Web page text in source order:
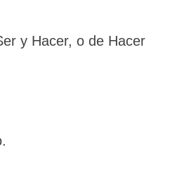
y Hacer, o de Hacer